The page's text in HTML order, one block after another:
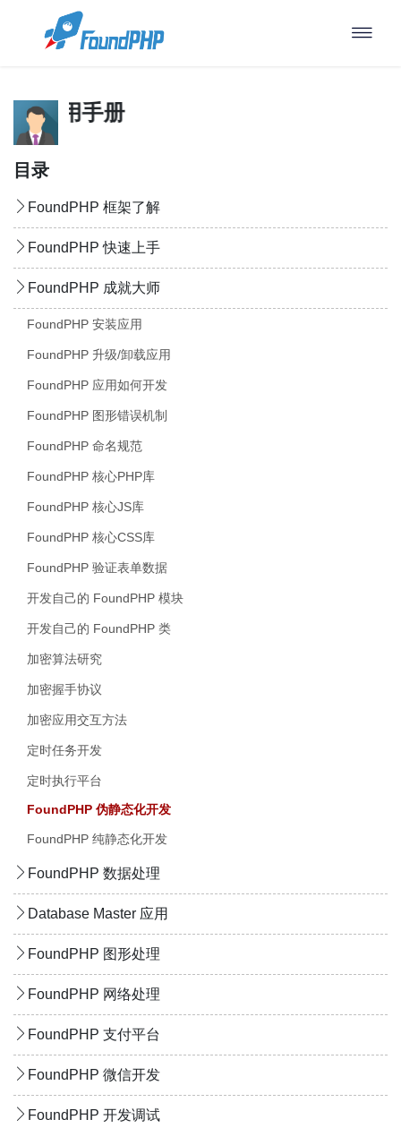
使用手册
目录
FoundPHP 框架了解
FoundPHP 快速上手
FoundPHP 成就大师
FoundPHP 安装应用
FoundPHP 升级/卸载应用
FoundPHP 应用如何开发
FoundPHP 图形错误机制
FoundPHP 命名规范
FoundPHP 核心PHP库
FoundPHP 核心JS库
FoundPHP 核心CSS库
FoundPHP 验证表单数据
开发自己的 FoundPHP 模块
开发自己的 FoundPHP 类
加密算法研究
加密握手协议
加密应用交互方法
定时任务开发
定时执行平台
FoundPHP 伪静态化开发
FoundPHP 纯静态化开发
FoundPHP 数据处理
Database Master 应用
FoundPHP 图形处理
FoundPHP 网络处理
FoundPHP 支付平台
FoundPHP 微信开发
FoundPHP 开发调试